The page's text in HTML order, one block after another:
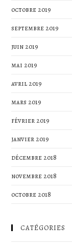
octobre 2019
septembre 2019
juin 2019
mai 2019
avril 2019
mars 2019
février 2019
janvier 2019
décembre 2018
novembre 2018
octobre 2018
CATÉGORIES